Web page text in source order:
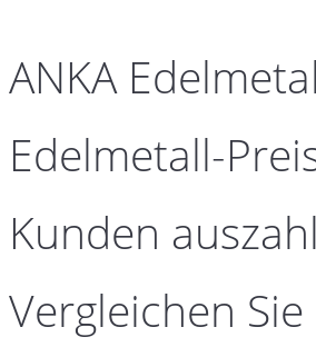
ANKA
Edelmetall-
Kunden
Vergleichen